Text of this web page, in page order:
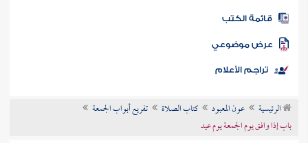
المكتبة
الكتب
موضوعي
تراجم الأعلام
الرئيسية عون المعبود كتاب الصلاة
تفريع أبواب الجمعة
باب إذا وافق يوم الجمعة يوم عيد